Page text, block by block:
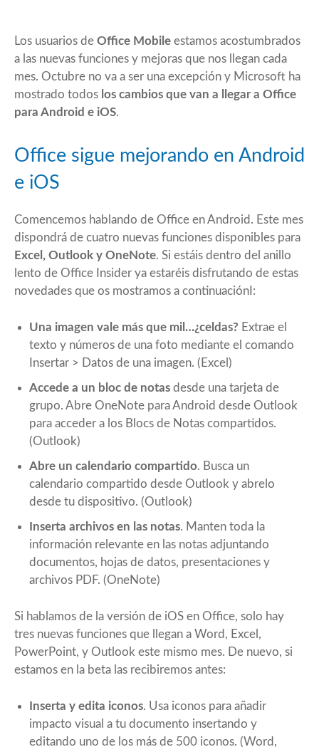
Los usuarios de Office Mobile estamos acostumbrados
a las nuevas funciones y mejoras que nos llegan cada
mes. Octubre no va a ser una excepción y Microsoft ha
mostrado todos los cambios que van a llegar a Office
para Android e iOS.
Office sigue mejorando en Android
e iOS
Comencemos hablando de Office en Android. Este mes
dispondrá de cuatro nuevas funciones disponibles para
Excel, Outlook y OneNote. Si estáis dentro del anillo
lento de Office Insider ya estaréis disfrutando de estas
novedades que os mostramos a continuaciónI:
Una imagen vale más que mil…¿celdas? Extrae el
texto y números de una foto mediante el comando
Insertar > Datos de una imagen. (Excel)
Accede a un bloc de notas desde una tarjeta de
grupo. Abre OneNote para Android desde Outlook
para acceder a los Blocs de Notas compartidos.
(Outlook)
Abre un calendario compartido. Busca un
calendario compartido desde Outlook y abrelo
desde tu dispositivo. (Outlook)
Inserta archivos en las notas. Manten toda la
información relevante en las notas adjuntando
documentos, hojas de datos, presentaciones y
archivos PDF. (OneNote)
Si hablamos de la versión de iOS en Office, solo hay
tres nuevas funciones que llegan a Word, Excel,
PowerPoint, y Outlook este mismo mes. De nuevo, si
estamos en la beta las recibiremos antes:
Inserta y edita iconos. Usa iconos para añadir
impacto visual a tu documento insertando y
editando uno de los más de 500 iconos. (Word,